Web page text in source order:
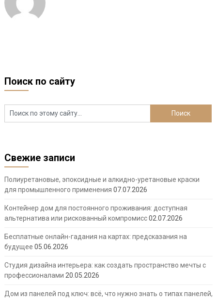
Поиск по сайту
Свежие записи
Полиуретановые, эпоксидные и алкидно-уретановые краски
для промышленного применения 07.07.2026
Контейнер дом для постоянного проживания: доступная
альтернатива или рискованный компромисс02.07.2026
Бесплатные онлайн-гадания на картах: предсказания на
будущее 05.06.2026
Студия дизайна интерьера: как создать пространство мечты с
профессионалами 20.05.2026
Дом из панелей под ключ: всё, что нужно знать о типах панелей,